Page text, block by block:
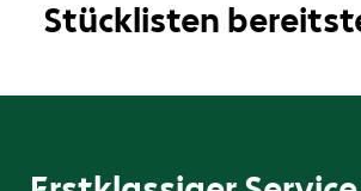
Stücklisten